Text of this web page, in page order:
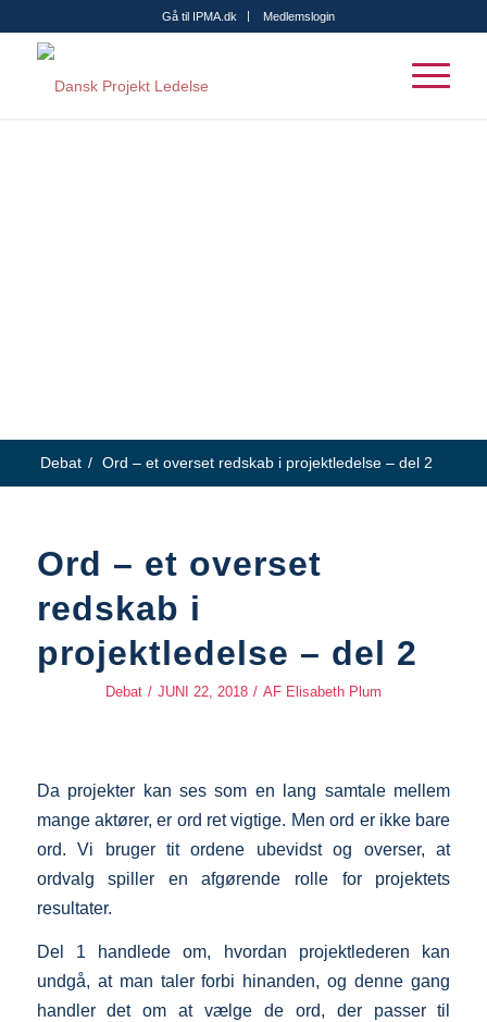
Gå til IPMA.dk Medlemslogin
Debat / Ord – et overset redskab i projektledelse – del 2
Ord – et overset
redskab i
projektledelse – del 2
Debat / JUNI 22, 2018 / AF Elisabeth Plum
Da projekter kan ses som en lang samtale mellem
mange aktører, er ord ret vigtige. Men ord er ikke bare
ord. Vi bruger tit ordene ubevidst og overser, at
ordvalg spiller en afgørende rolle for projektets
resultater.
Del 1 handlede om, hvordan projektlederen kan
undgå, at man taler forbi hinanden, og denne gang
handler det om at vælge de ord, der passer til